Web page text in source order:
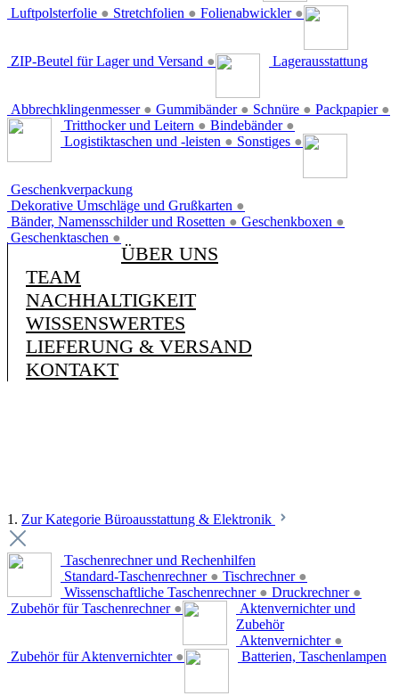
Luftpolsterfolie ● Stretchfolien ● Folienabwickler ●
ZIP-Beutel für Lager und Versand ●
Abbrechklingenmesser ● Gummibänder ● Schnüre ● Packpapier ●
Lagerausstattung
Tritthocker und Leitern ● Bindebänder ●
Logistiktaschen und -leisten ● Sonstiges ●
Geschenkverpackung
Dekorative Umschläge und Grußkarten ●
Bänder, Namensschilder und Rosetten ● Geschenkboxen ●
Geschenktaschen ●
ÜBER UNS
TEAM
NACHHALTIGKEIT
WISSENSWERTES
LIEFERUNG & VERSAND
KONTAKT
1. Zur Kategorie Büroausstattung & Elektronik
Taschenrechner und Rechenhilfen
Standard-Taschenrechner ● Tischrechner ●
Wissenschaftliche Taschenrechner ● Druckrechner ●
Zubehör für Taschenrechner ●
Aktenvernichter und
Zubehör
Aktenvernichter ●
Zubehör für Aktenvernichter ● Batterien, Taschenlampen